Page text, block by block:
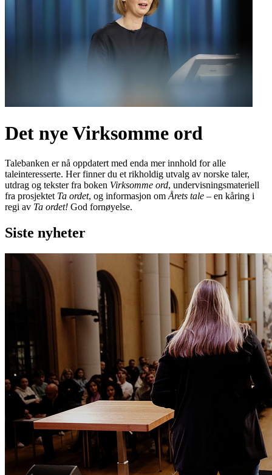
Det nye Virksomme ord
Talebanken er nå oppdatert med enda mer innhold for alle
taleinteresserte. Her finner du et rikholdig utvalg av norske taler,
utdrag og tekster fra boken Virksomme ord, undervisningsmateriell
fra prosjektet Ta ordet, og informasjon om Årets tale – en kåring i
regi av Ta ordet! God fornøyelse.
Siste nyheter